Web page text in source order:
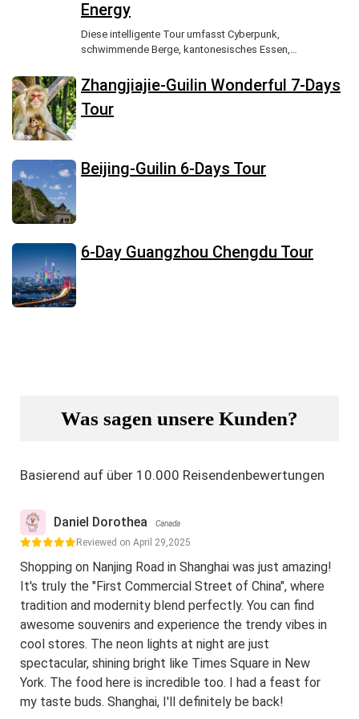
Energy
Diese intelligente Tour umfasst Cyberpunk,
schwimmende Berge, kantonesisches Essen,
Zhangjiajie-Guilin Wonderful 7-Days
Tour
Beijing-Guilin 6-Days Tour
6-Day Guangzhou Chengdu Tour
Was sagen unsere Kunden?
Basierend auf über 10.000 Reisendenbewertungen
Daniel Dorothea Canada
Reviewed on April 29,2025
Shopping on Nanjing Road in Shanghai was just amazing!
It's truly the "First Commercial Street of China", where
tradition and modernity blend perfectly. You can find
awesome souvenirs and experience the trendy vibes in
cool stores. The neon lights at night are just
spectacular, shining bright like Times Square in New
York. The food here is incredible too. I had a feast for
my taste buds. Shanghai, I'll definitely be back!